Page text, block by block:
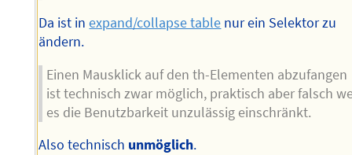
Da ist inexpand/collapse table nur ein Selektor zu
ändern.
Einen Mausklick auf den th-Elementen abzufangen
ist technisch zwar möglich, praktisch aber falsch
es die Benutzbarkeit unzulässig einschränkt.
Also technisch unmöglich.